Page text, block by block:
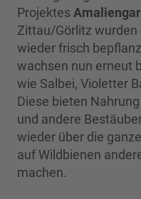
Projektes
Zittau/Görlitz wurden
wieder frisch
wachsen nun erneut
wie Salbei, Violetter
Diese bieten
und andere
wieder über die
auf Wildbienen
machen.